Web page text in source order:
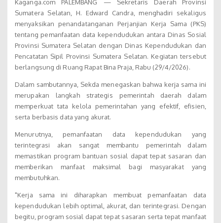
Kaganga.com PALEMBANG — Sekretaris Daerah Provinsi
Sumatera Selatan, H. Edward Candra, menghadiri sekaligus
menyaksikan penandatanganan Perjanjian Kerja Sama (PKS)
tentang pemanfaatan data kependudukan antara Dinas Sosial
Provinsi Sumatera Selatan dengan Dinas Kependudukan dan
Pencatatan Sipil Provinsi Sumatera Selatan. Kegiatan tersebut
berlangsung di Ruang Rapat Bina Praja, Rabu (29/4/2026).
Dalam sambutannya, Sekda menegaskan bahwa kerja sama ini
merupakan langkah strategis pemerintah daerah dalam
memperkuat tata kelola pemerintahan yang efektif, efisien,
serta berbasis data yang akurat.
Menurutnya, pemanfaatan data kependudukan yang
terintegrasi akan sangat membantu pemerintah dalam
memastikan program bantuan sosial dapat tepat sasaran dan
memberikan manfaat maksimal bagi masyarakat yang
membutuhkan.
"Kerja sama ini diharapkan membuat pemanfaatan data
kependudukan lebih optimal, akurat, dan terintegrasi. Dengan
begitu, program sosial dapat tepat sasaran serta tepat manfaat